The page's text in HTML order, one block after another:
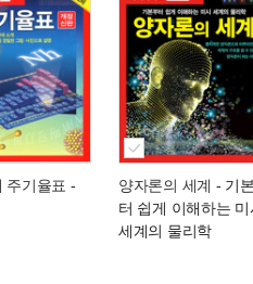
주기율표 - 양자론의 세계 - 기
터 쉽게 이해하는 미
세계의 물리학